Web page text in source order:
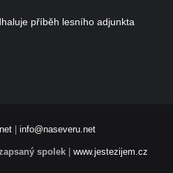
příběh lesního adjunkta
| info@naseveru.net
spolek | www.jestezijem.cz